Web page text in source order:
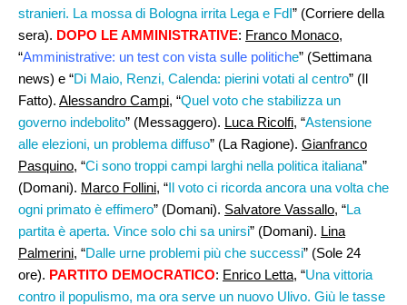
stranieri. La mossa di Bologna irrita Lega e FdI” (Corriere della
sera). DOPO LE AMMINISTRATIVE: Franco Monaco,
“Amministrative: un test con vista sulle politiche” (Settimana
news) e “Di Maio, Renzi, Calenda: pierini votati al centro” (Il
Fatto). Alessandro Campi, “Quel voto che stabilizza un
governo indebolito” (Messaggero). Luca Ricolfi, “Astensione
alle elezioni, un problema diffuso” (La Ragione). Gianfranco
Pasquino, “Ci sono troppi campi larghi nella politica italiana”
(Domani). Marco Follini, “Il voto ci ricorda ancora una volta che
ogni primato è effimero” (Domani). Salvatore Vassallo, “La
partita è aperta. Vince solo chi sa unirsi” (Domani). Lina
Palmerini, “Dalle urne problemi più che successi” (Sole 24
ore). PARTITO DEMOCRATICO: Enrico Letta, “Una vittoria
contro il populismo, ma ora serve un nuovo Ulivo. Giù le tasse